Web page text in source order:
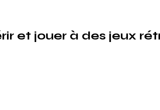
et jouer à des jeux